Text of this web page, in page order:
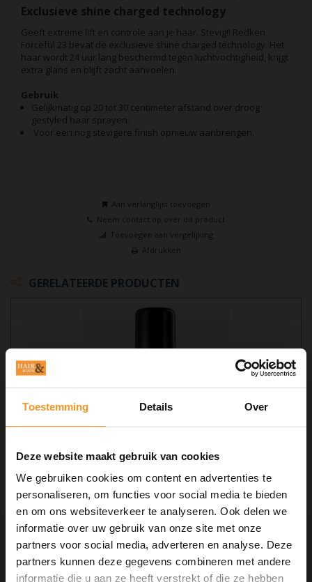
Toestemming Details Over
Deze website maakt gebruik van cookies
We gebruiken cookies om content en advertenties te
personaliseren, om functies voor social media te bieden
en om ons websiteverkeer te analyseren. Ook delen we
informatie over uw gebruik van onze site met onze
partners voor social media, adverteren en analyse. Deze
partners kunnen deze gegevens combineren met andere
informatie die u aan ze heeft verstrekt of die ze hebben
Exclusieve shine charged technology
Geeft extreme lift en controle aan je haar. Stevig!! Redken
Forceful 23 bevat de exclusieve shine charged technology. Het
haar wordt 24 uur lang beschermd tegen luchtvochtigheid, krijgt
extra glans en blijft zacht aanvoelen.
Gebruik
Gelijkmatig op 20 tot 30 centimeter afstand over droog
gestyled haar sprayen.
Voor een nog stevigere finish opnieuw aanbrengen.
Aan verlanglijst toevoegen
Neem contact op over dit product
Toevoegen aan vergelijking
Afdrukken
GERELATEERDE PRODUCTEN
REDKEN ANTI-FRIZZ HAIRSPRAY (PURE
FORCE) 250ML
€21,55